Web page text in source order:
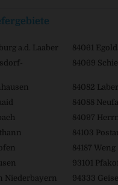
a.d. Laaber
84061
84069
84082
84088
84097
84103
84187 Weng
93101
Niederbayern
94333